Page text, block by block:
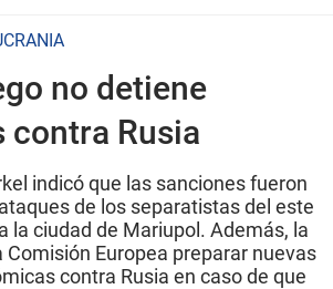
no detiene
contra Rusia
indicó que las sanciones fueron
de los separatistas del este
la ciudad de Mariupol. Además, la
Comisión Europea preparar nuevas
contra Rusia en caso de que